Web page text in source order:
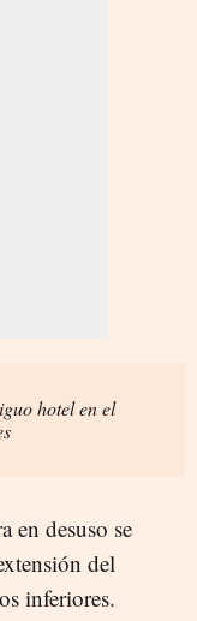
hotel en el
en desuso se
del
inferiores.